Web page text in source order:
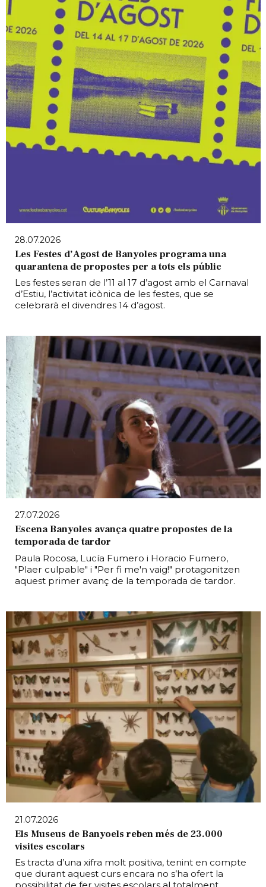
28.07.2026
Les Festes d’Agost de Banyoles programa una
quarantena de propostes per a tots els públic
Les festes seran de l’11 al 17 d’agost amb el Carnaval
d’Estiu, l’activitat icònica de les festes, que se
celebrarà el divendres 14 d’agost.
27.07.2026
Escena Banyoles avança quatre propostes de la
temporada de tardor
Paula Rocosa, Lucía Fumero i Horacio Fumero,
"Plaer culpable" i "Per fi me'n vaig!" protagonitzen
aquest primer avanç de la temporada de tardor.
21.07.2026
Els Museus de Banyoels reben més de 23.000
visites escolars
Es tracta d’una xifra molt positiva, tenint en compte
que durant aquest curs encara no s’ha ofert la